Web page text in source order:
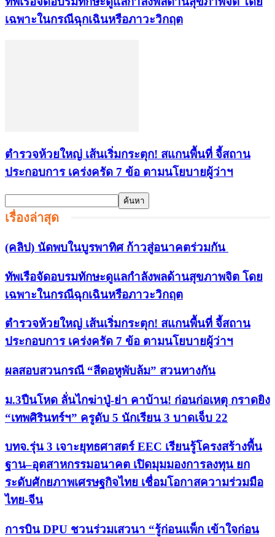
เฉพาะในกรณีฉุกเฉินหรือภาวะวิกฤต
ตำรวจห้วยใหญ่ เส้นเริ่มกระตุก! สแกนพื้นที่ จี้สถาน
ประกอบการ เคร่งครัด 7 ข้อ ตามนโยบายผู้ว่าฯ
เรื่องล่าสุด
(คลิป) นัดพบในบูรพาทิศ ก้าวสู่อนาคตร่วมกัน
ทัพเรือจัดอบรมทักษะดูแลกำลังพลด้านสุขภาพจิต โดย
เฉพาะในกรณีฉุกเฉินหรือภาวะวิกฤต
ตำรวจห้วยใหญ่ เส้นเริ่มกระตุก! สแกนพื้นที่ จี้สถาน
ประกอบการ เคร่งครัด 7 ข้อ ตามนโยบายผู้ว่าฯ
ผลสอบสวนกรณี “สีดอหูพับล้ม” สวนทางกัน
ม.3ปืนโหด ลั่นไกฆ่าปู่-ย่า คาบ้าน! ก่อนก่อเหตุ กราดยิง
“เทพศิรินทร์ฯ” ครูดับ 5 นักเรียน 3 บาดเจ็บ 22
บทจ.รุ่น 3 เจาะยุทธศาสตร์ EEC เรียนรู้โครงสร้างพื้น
ฐาน–อุตสาหกรรมอนาคต เปิดมุมมองการลงทุน ยก
ระดับศักยภาพเศรษฐกิจไทย เชื่อมโอกาสความร่วมมือ
ไทย-จีน
การบิน DPU ชวนร่วมเสวนา “รู้ก่อนแพ็ก เข้าใจก่อน